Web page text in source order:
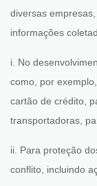
diversas
informações
i. No
como, por
cartão de crédito,
transportadoras,
ii. Para proteção
conflito, incluindo